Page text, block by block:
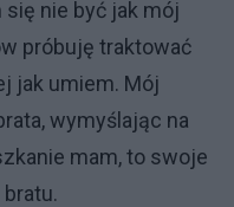
nie być jak mój
próbuję traktować
jak umiem. Mój
wymyślając na
mam, to swoje